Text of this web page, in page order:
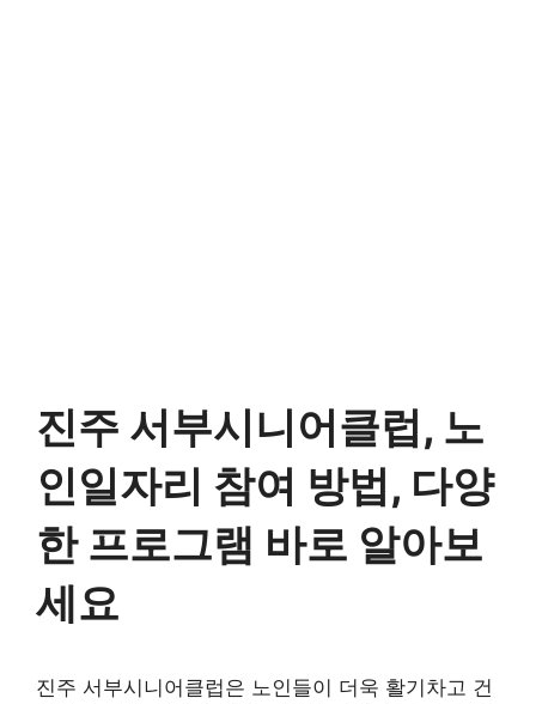
진주 서부시니어클럽, 노
인일자리 참여 방법, 다양
한 프로그램 바로 알아보
세요
진주 서부시니어클럽은 노인들이 더욱 활기차고 건